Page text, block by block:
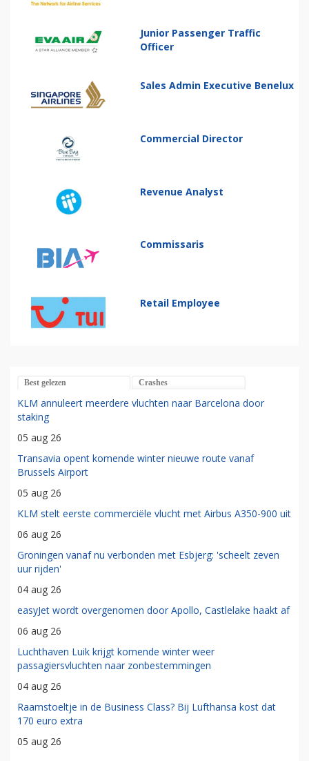
Junior Passenger Traffic
Officer
Sales Admin Executive Benelux
Commercial Director
Revenue Analyst
Commissaris
Retail Employee
Best gelezen Crashes
KLM annuleert meerdere vluchten naar Barcelona door
staking
05 aug 26
Transavia opent komende winter nieuwe route vanaf
Brussels Airport
05 aug 26
KLM stelt eerste commerciële vlucht met Airbus A350-900 uit
06 aug 26
Groningen vanaf nu verbonden met Esbjerg: 'scheelt zeven
uur rijden'
04 aug 26
easyJet wordt overgenomen door Apollo, Castlelake haakt af
06 aug 26
Luchthaven Luik krijgt komende winter weer
passagiersvluchten naar zonbestemmingen
04 aug 26
Raamstoeltje in de Business Class? Bij Lufthansa kost dat
170 euro extra
05 aug 26